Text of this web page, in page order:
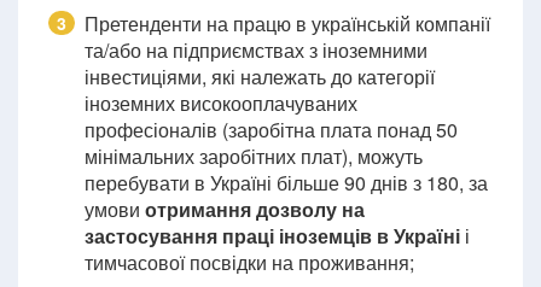
3
Претенденти на працю в українській компанії
та/або на підприємствах з іноземними
інвестиціями, які належать до категорії
іноземних високооплачуваних
професіоналів (заробітна плата понад 50
мінімальних заробітних плат), можуть
перебувати в Україні більше 90 днів з 180, за
умови отримання дозволу на
застосування праці іноземців в Україні і
тимчасової посвідки на проживання;